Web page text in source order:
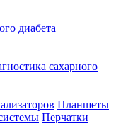
диабета
сахарного
Планшеты
Перчатки